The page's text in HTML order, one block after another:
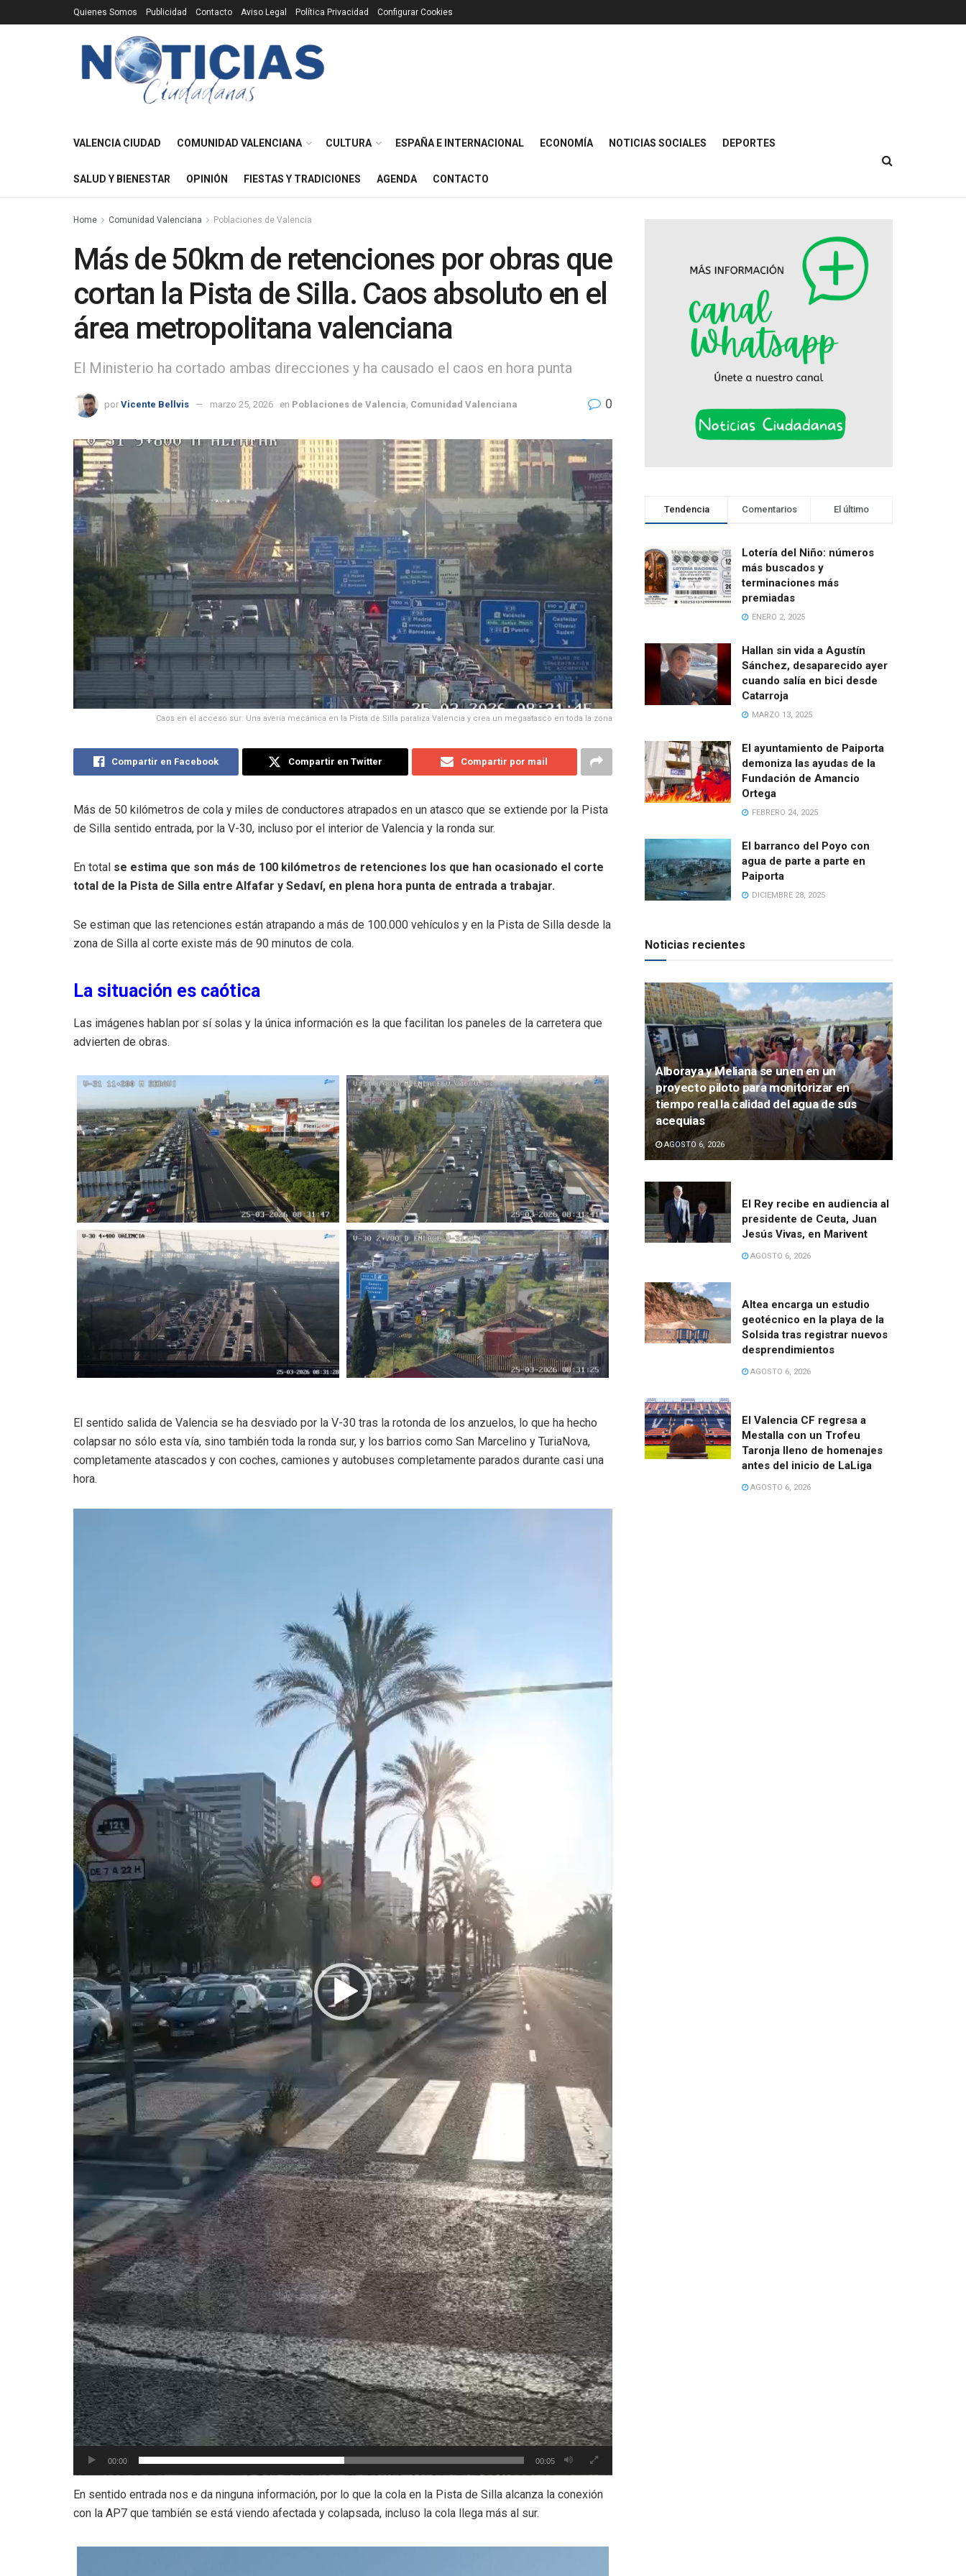
Quienes Somos Publicidad Contacto Aviso Legal Política Privacidad Configurar Cookies
VALENCIA CIUDAD COMUNIDAD VALENCIANA CULTURA ESPAÑA E INTERNACIONAL ECONOMÍA NOTICIAS SOCIALES DEPORTES
SALUD Y BIENESTAR OPINIÓN FIESTAS Y TRADICIONES AGENDA CONTACTO
Home Comunidad Valenciana Poblaciones de Valencia
Más de 50km de retenciones por obras que
cortan la Pista de Silla. Caos absoluto en el
área metropolitana valenciana
El Ministerio ha cortado ambas direcciones y ha causado el caos en hora punta
por Vicente Bellvis marzo 25, 2026 en Poblaciones de Valencia Comunidad Valenciana 0
Caos en el acceso sur: Una avería mecánica en la Pista de Silla paraliza Valencia y crea un megaatasco en toda la zona
Compartir en Facebook Compartir en Twitter Compartir por mail
Más de 50 kilómetros de cola y miles de conductores atrapados en un atasco que se extiende por la Pista
de Silla sentido entrada, por la V-30, incluso por el interior de Valencia y la ronda sur.
En total se estima que son más de 100 kilómetros de retenciones los que han ocasionado el corte
total de la Pista de Silla entre Alfafar y Sedaví, en plena hora punta de entrada a trabajar.
Se estiman que las retenciones están atrapando a más de 100.000 vehículos y en la Pista de Silla desde la
zona de Silla al corte existe más de 90 minutos de cola.
La situación es caótica
Las imágenes hablan por sí solas y la única información es la que facilitan los paneles de la carretera que
advierten de obras.
El sentido salida de Valencia se ha desviado por la V-30 tras la rotonda de los anzuelos, lo que ha hecho
colapsar no sólo esta vía, sino también toda la ronda sur, y los barrios como San Marcelino y TuriaNova,
completamente atascados y con coches, camiones y autobuses completamente parados durante casi una
hora.
00:00 00:05
En sentido entrada nos e da ninguna información, por lo que la cola en la Pista de Silla alcanza la conexión
con la AP7 que también se está viendo afectada y colapsada, incluso la cola llega más al sur.
Tendencia Comentarios El último
Lotería del Niño: números
más buscados y
terminaciones más
premiadas
ENERO 2, 2025
Hallan sin vida a Agustín
Sánchez, desaparecido ayer
cuando salía en bici desde
Catarroja
MARZO 13, 2025
El ayuntamiento de Paiporta
demoniza las ayudas de la
Fundación de Amancio
Ortega
FEBRERO 24, 2025
El barranco del Poyo con
agua de parte a parte en
Paiporta
DICIEMBRE 28, 2025
Noticias recientes
Alboraya y Meliana se unen en un
proyecto piloto para monitorizar en
tiempo real la calidad del agua de sus
acequias
AGOSTO 6, 2026
El Rey recibe en audiencia al
presidente de Ceuta, Juan
Jesús Vivas, en Marivent
AGOSTO 6, 2026
Altea encarga un estudio
geotécnico en la playa de la
Solsida tras registrar nuevos
desprendimientos
AGOSTO 6, 2026
El Valencia CF regresa a
Mestalla con un Trofeu
Taronja lleno de homenajes
antes del inicio de LaLiga
AGOSTO 6, 2026